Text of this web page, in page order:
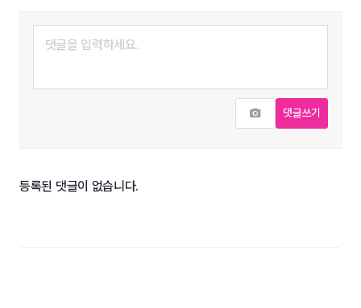
사진추가
댓글쓰기
등록된 댓글이 없습니다.